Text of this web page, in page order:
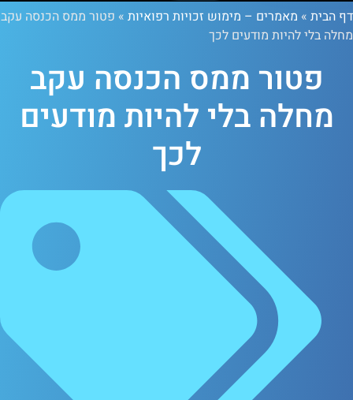
» מאמרים – מימוש זכויות רפואיות »פטור ממס הכנסה עקב
להיות מודעים לכך
ממס הכנסה עקב
בלי להיות מודעים
לכך